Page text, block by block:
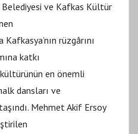
Belediyesi ve Kafkas Kültür
rüzgârını
katkı
en önemli
dansları ve
Mehmet Akif Ersoy